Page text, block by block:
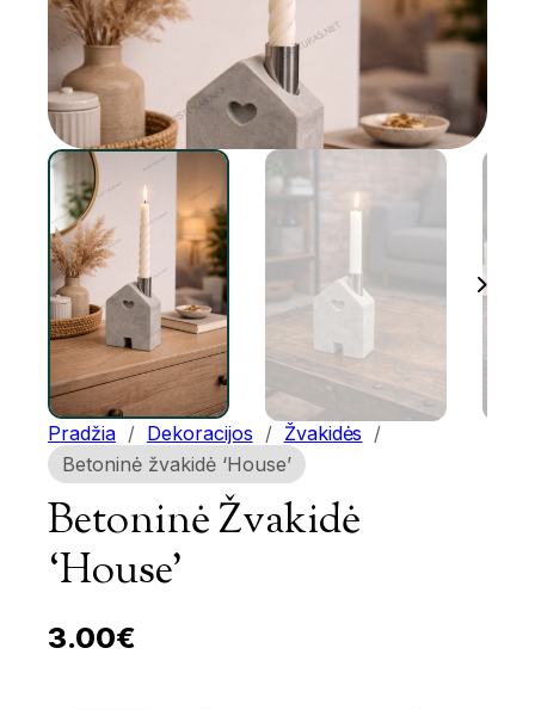
Pradžia / Dekoracijos / Žvakidės /
Betoninė žvakidė ‘House’
Betoninė Žvakidė
‘House’
3.00€